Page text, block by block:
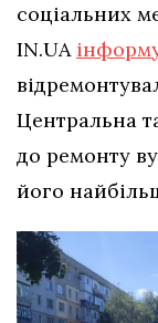
соціальних
IN.UA
Центральна
до ремонту
його